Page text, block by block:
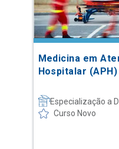
Medicina em
Hospitalar (APH)
Especialização a
Curso Novo